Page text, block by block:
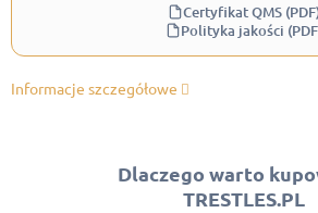
Certyfikat QMS
Polityka jakości
Informacje szczegółowe
Dlaczego warto
TRESTLES.PL